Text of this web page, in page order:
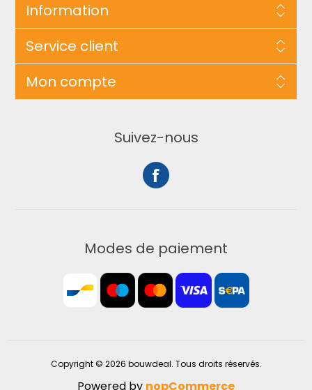
Information
Service client
Mon compte
Suivez-nous
Modes de paiement
Copyright © 2026 bouwdeal. Tous droits réservés.
Powered by nopCommerce